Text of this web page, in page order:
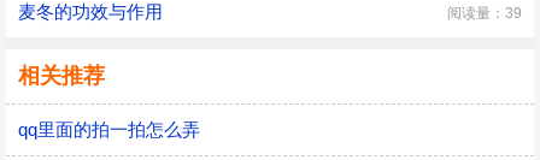
麦冬的功效与作用 阅读量：39
相关推荐
qq里面的拍一拍怎么弄